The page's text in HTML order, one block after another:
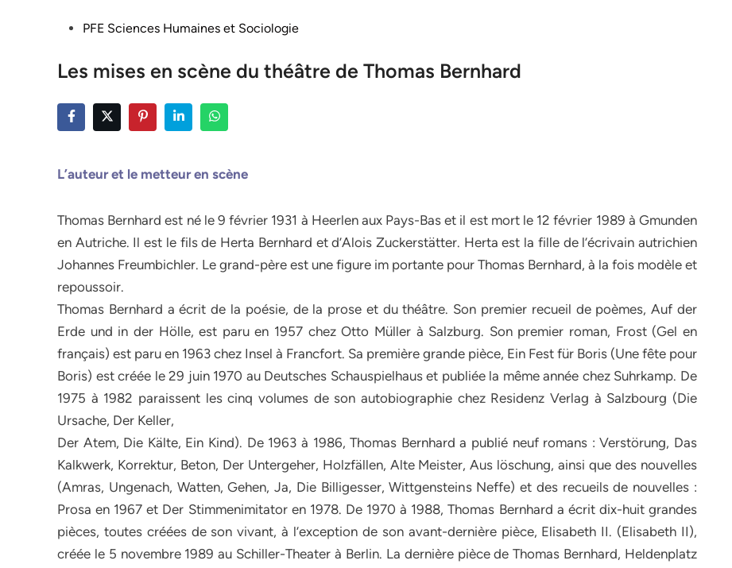
PostedPFE Sciences Humaines et Sociologie
Les mises en scène du théâtre de Thomas Bernhard
L’auteur et le metteur en scène
Thomas Bernhard est né le 9 février 1931 à Heerlen aux Pays-Bas et il est mort le 12 février 1989 à Gmunden
en Autriche. Il est le fils de Herta Bernhard et d’Alois Zuckerstätter. Herta est la fille de l’écrivain autrichien
Johannes Freumbichler. Le grand-père est une figure im portante pour Thomas Bernhard, à la fois modèle et
repoussoir.
Thomas Bernhard a écrit de la poésie, de la prose et du théâtre. Son premier recueil de poèmes, Auf der
Erde und in der Hölle, est paru en 1957 chez Otto Müller à Salzburg. Son premier roman, Frost (Gel en
français) est paru en 1963 chez Insel à Francfort. Sa première grande pièce, Ein Fest für Boris (Une fête pour
Boris) est créée le 29 juin 1970 au Deutsches Schauspielhaus et publiée la même année chez Suhrkamp. De
1975 à 1982 paraissent les cinq volumes de son autobiographie chez Residenz Verlag à Salzbourg (Die
Ursache, Der Keller,
Der Atem, Die Kälte, Ein Kind). De 1963 à 1986, Thomas Bernhard a publié neuf romans : Verstörung, Das
Kalkwerk, Korrektur, Beton, Der Untergeher, Holzfällen, Alte Meister, Aus löschung, ainsi que des nouvelles
(Amras, Ungenach, Watten, Gehen, Ja, Die Billigesser, Wittgensteins Neffe) et des recueils de nouvelles :
Prosa en 1967 et Der Stimmenimitator en 1978. De 1970 à 1988, Thomas Bernhard a écrit dix-huit grandes
pièces, toutes créées de son vivant, à l’exception de son avant-dernière pièce, Elisabeth II. (Elisabeth II),
créée le 5 novembre 1989 au Schiller-Theater à Berlin. La dernière pièce de Thomas Bernhard, Heldenplatz